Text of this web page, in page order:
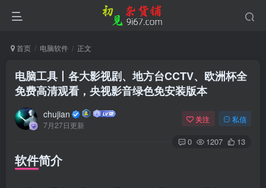
首页 电脑软件 正文
电脑工具丨各大影视剧、地方台CCTV、欧洲杯全
免费高清观看，央视影音绿色免安装版本
chujian
7月27日更新
关注 私信
0 1207 13
软件简介